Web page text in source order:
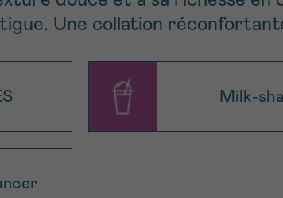
Une collation
Milk-
souhaite être rappelé.e
recevoir la Newsletter
lesconditions d’utilisations